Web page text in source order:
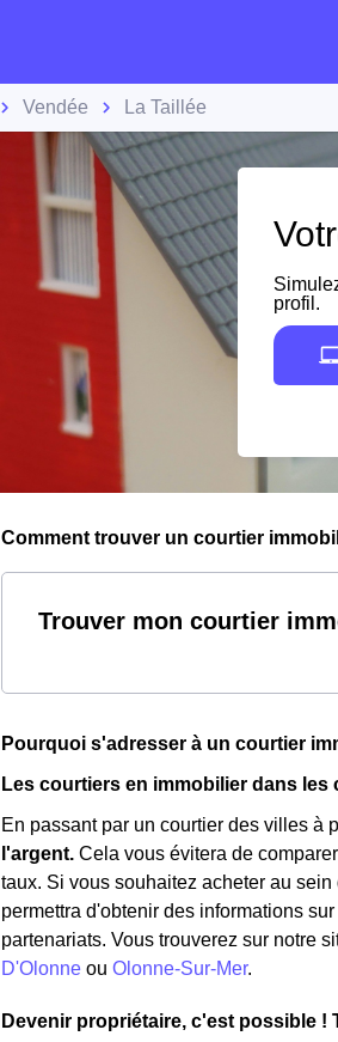
Vendée La Taillée
profil.
Comment trouver un courtier
Trouver mon courtier
Pourquoi s'adresser à un courtier
Les courtiers en immobilier dans
En passant par un courtier des villes à
l'argent. Cela vous évitera de
taux. Si vous souhaitez acheter au
permettra d'obtenir des informations
partenariats. Vous trouverez sur notre
D'Olonne ou Olonne-Sur-Mer.
Devenir propriétaire, c'est possible !